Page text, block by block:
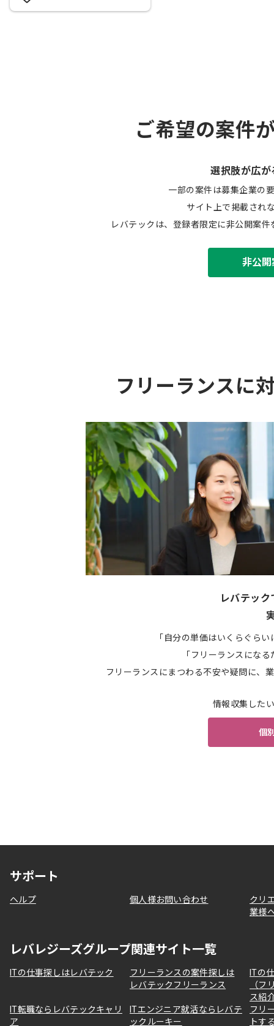
ご希望の案件
選択肢が広が
一部の案件は募集企業の
サイト上で掲載され
レバテックは、登録者限定に非公開案
非公
フリーランスに
レバテッ
「自分の単価はいくらぐら
「フリーランスにな
フリーランスにまつわる不安や疑問に、
情報収集した
個
サポート
ヘルプ 個人様お問い合わせ
クリ
業様
レバレジーズグループ関連サイト一覧
ITの仕事探しはレバテック
フリーランスの案件探しは
レバテックフリーランス
ITの
（フ
ス紹
IT転職ならレバテックキャリ
ア
ITエンジニア就活ならレバテ
ックルーキー
フリ
トす